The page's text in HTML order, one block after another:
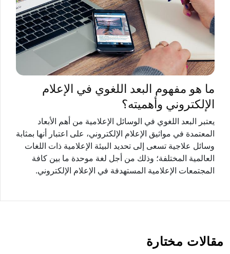
ما هو مفهوم البعد اللغوي في الإعلام
الإلكتروني وأهميته؟
‏يعتبر البعد اللغوي في الوسائل الإعلامية من أهم الأبعاد
المعتمدة في مواثيق الإعلام الإلكتروني، على اعتبار أنها بمثابة
وسائل علاجية تسعى إلى تحديد البيئة الإعلامية ذات اللغات
العالمية المختلفة؛ وذلك من أجل لغة موحدة ما بين كافة
المجتمعات الإعلامية المستهدفة في الإعلام الإلكتروني.
مقالات مختارة